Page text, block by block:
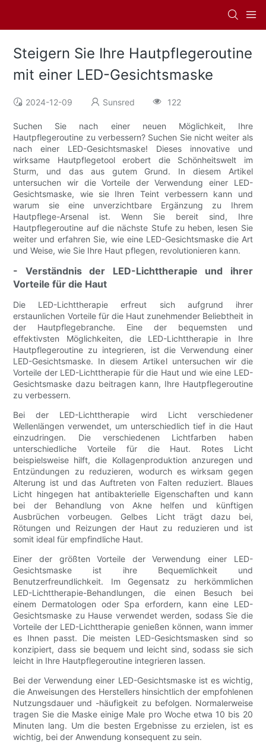
Steigern Sie Ihre Hautpflegeroutine
mit einer LED-Gesichtsmaske
2024-12-09 Sunsred 122
Suchen Sie nach einer neuen Möglichkeit, Ihre
Hautpflegeroutine zu verbessern? Suchen Sie nicht weiter als
nach einer LED-Gesichtsmaske! Dieses innovative und
wirksame Hautpflegetool erobert die Schönheitswelt im
Sturm, und das aus gutem Grund. In diesem Artikel
untersuchen wir die Vorteile der Verwendung einer LED-
Gesichtsmaske, wie sie Ihren Teint verbessern kann und
warum sie eine unverzichtbare Ergänzung zu Ihrem
Hautpflege-Arsenal ist. Wenn Sie bereit sind, Ihre
Hautpflegeroutine auf die nächste Stufe zu heben, lesen Sie
weiter und erfahren Sie, wie eine LED-Gesichtsmaske die Art
und Weise, wie Sie Ihre Haut pflegen, revolutionieren kann.
- Verständnis der LED-Lichttherapie und ihrer
Vorteile für die Haut
Die LED-Lichttherapie erfreut sich aufgrund ihrer
erstaunlichen Vorteile für die Haut zunehmender Beliebtheit in
der Hautpflegebranche. Eine der bequemsten und
effektivsten Möglichkeiten, die LED-Lichttherapie in Ihre
Hautpflegeroutine zu integrieren, ist die Verwendung einer
LED-Gesichtsmaske. In diesem Artikel untersuchen wir die
Vorteile der LED-Lichttherapie für die Haut und wie eine LED-
Gesichtsmaske dazu beitragen kann, Ihre Hautpflegeroutine
zu verbessern.
Bei der LED-Lichttherapie wird Licht verschiedener
Wellenlängen verwendet, um unterschiedlich tief in die Haut
einzudringen. Die verschiedenen Lichtfarben haben
unterschiedliche Vorteile für die Haut. Rotes Licht
beispielsweise hilft, die Kollagenproduktion anzuregen und
Entzündungen zu reduzieren, wodurch es wirksam gegen
Alterung ist und das Auftreten von Falten reduziert. Blaues
Licht hingegen hat antibakterielle Eigenschaften und kann
bei der Behandlung von Akne helfen und künftigen
Ausbrüchen vorbeugen. Gelbes Licht trägt dazu bei,
Rötungen und Reizungen der Haut zu reduzieren und ist
somit ideal für empfindliche Haut.
Einer der größten Vorteile der Verwendung einer LED-
Gesichtsmaske ist ihre Bequemlichkeit und
Benutzerfreundlichkeit. Im Gegensatz zu herkömmlichen
LED-Lichttherapie-Behandlungen, die einen Besuch bei
einem Dermatologen oder Spa erfordern, kann eine LED-
Gesichtsmaske zu Hause verwendet werden, sodass Sie die
Vorteile der LED-Lichttherapie genießen können, wann immer
es Ihnen passt. Die meisten LED-Gesichtsmasken sind so
konzipiert, dass sie bequem und leicht sind, sodass sie sich
leicht in Ihre Hautpflegeroutine integrieren lassen.
Bei der Verwendung einer LED-Gesichtsmaske ist es wichtig,
die Anweisungen des Herstellers hinsichtlich der empfohlenen
Nutzungsdauer und -häufigkeit zu befolgen. Normalerweise
tragen Sie die Maske einige Male pro Woche etwa 10 bis 20
Minuten lang. Um die besten Ergebnisse zu erzielen, ist es
wichtig, bei der Anwendung konsequent zu sein.